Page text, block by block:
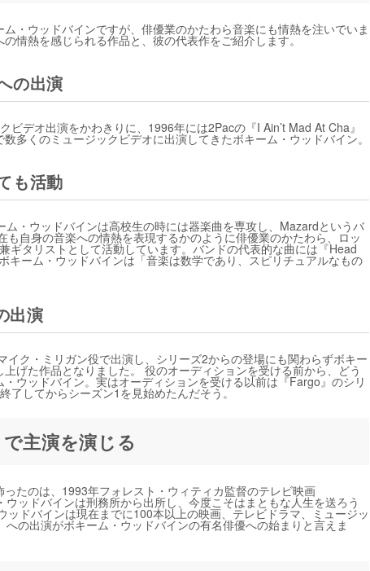
・ウッドバインですが、俳優業のかたわら音楽にも情熱を注いでいま
情熱を感じられる作品と、彼の代表作をご紹介します。
の出演
ビデオ出演をかわきりに、1996年には2Pacの『I Ain’t Mad At Cha』
多くのミュージックビデオに出演してきたボキーム・ウッドバイン。
も活動
・ウッドバインは高校生の時には器楽曲を専攻し、Mazardというバ
も自身の音楽への情熱を表現するかのように俳優業のかたわら、ロッ
ギタリストとして活動しています。バンドの代表的な曲には『Head
キーム・ウッドバインは「音楽は数学であり、スピリチュアルなもの
出演
ク・ミリガン役で出演し、シリーズ2からの登場にも関わらずボキー
げた作品となりました。 役のオーディションを受ける前から、どう
ウッドバイン。実はオーディションを受ける以前は『Fargo』のシリ
了してからシーズン1を見始めたんだそう。
主演を演じる
たのは、1993年フォレスト・ウィティカ監督のテレビ映画
ッドバインは刑務所から出所し、今度こそはまともな人生を送ろう
ッドバインは現在までに100本以上の映画、テレビドラマ、ミュージッ
の出演がボキーム・ウッドバインの有名俳優への始まりと言えま